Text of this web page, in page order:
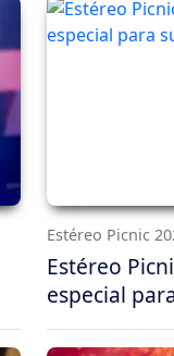
Estéreo Picnic
Estéreo
especial